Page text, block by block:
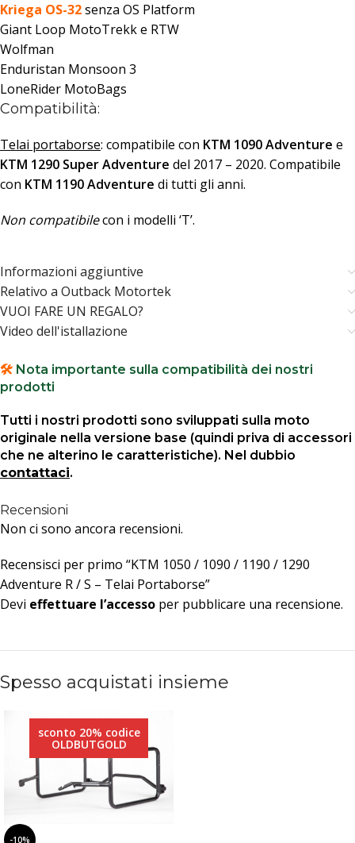
Kriega OS-32senza OS Platform
Giant Loop MotoTrekk e RTW
Wolfman
Enduristan Monsoon 3
LoneRider MotoBags
Compatibilità:
Telai portaborse: compatibile con KTM 1090 Adventure e
KTM 1290 Super Adventure del 2017 – 2020. Compatibile
con KTM 1190 Adventure di tutti gli anni.
Non compatibilecon i modelli ‘T’.
Informazioni aggiuntive
Relativo a Outback Motortek
VUOI FARE UN REGALO?
Video dell'istallazione
🛠️ Nota importante sulla compatibilità dei nostri
prodotti
Tutti i nostri prodotti sono sviluppati sulla moto
originale nella versione base (quindi priva di accessori
che ne alterino le caratteristiche). Nel dubbio
contattaci.
Recensioni
Non ci sono ancora recensioni.
Recensisci per primo “KTM 1050 / 1090 / 1190 / 1290
Adventure R / S – Telai Portaborse”
Devi effettuare l’accesso per pubblicare una recensione.
Spesso acquistati insieme
sconto 20% codice
OLDBUTGOLD
-10%